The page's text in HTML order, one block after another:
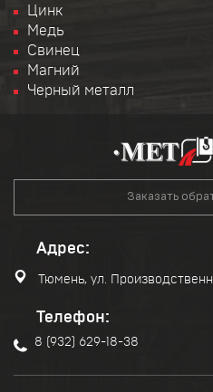
Цинк
Медь
Свинец
Магний
Черный металл
Заказать
Адрес:
Тюмень, ул.
Телефон:
8 (932) 629-18-38